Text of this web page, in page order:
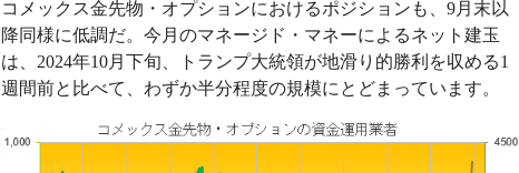
コメックス金先物・オプションにおけるポジションも、9月末以
降同様に低調だ。今月のマネージド・マネーによるネット建玉
は、2024年10月下旬、トランプ大統領が地滑り的勝利を収める1
週間前と比べて、わずか半分程度の規模にとどまっています。